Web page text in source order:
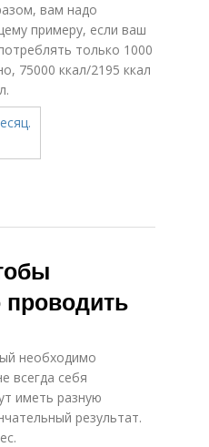
вам надо
примеру, если ваш
только 1000
75000 ккал/2195 ккал
необходимо
всегда себя
иметь разную
результат.